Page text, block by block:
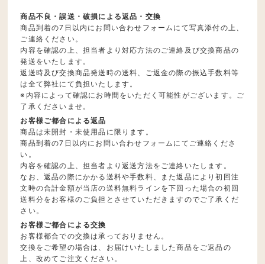
商品不良・誤送・破損による返品・交換
商品到着の7日以内にお問い合わせフォームにて写真添付の上、
ご連絡ください。
内容を確認の上、担当者より対応方法のご連絡及び交換商品の
発送をいたします。
返送時及び交換商品発送時の送料、ご返金の際の振込手数料等
は全て弊社にて負担いたします。
※内容によって確認にお時間をいただく可能性がございます。ご
了承くださいませ。
お客様ご都合による返品
商品は未開封・未使用品に限ります。
商品到着の7日以内にお問い合わせフォームにてご連絡くださ
い。
内容を確認の上、担当者より返送方法をご連絡いたします。
なお、返品の際にかかる送料や手数料、また返品により初回注
文時の合計金額が当店の送料無料ラインを下回った場合の初回
送料分をお客様のご負担とさせていただきますのでご了承くだ
さい。
お客様ご都合による交換
お客様都合での交換は承っておりません。
交換をご希望の場合は、お届けいたしました商品をご返品の
上、改めてご注文ください。